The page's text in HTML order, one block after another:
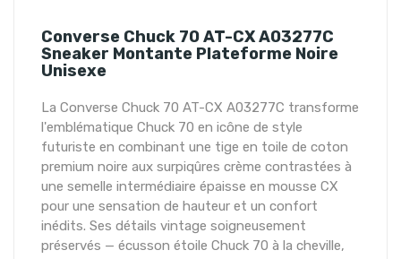
Converse Chuck 70 AT-CX A03277C
Sneaker Montante Plateforme Noire
Unisexe
La Converse Chuck 70 AT-CX A03277C transforme
l'emblématique Chuck 70 en icône de style
futuriste en combinant une tige en toile de coton
premium noire aux surpiqûres crème contrastées à
une semelle intermédiaire épaisse en mousse CX
pour une sensation de hauteur et un confort
inédits. Ses détails vintage soigneusement
préservés — écusson étoile Chuck 70 à la cheville,